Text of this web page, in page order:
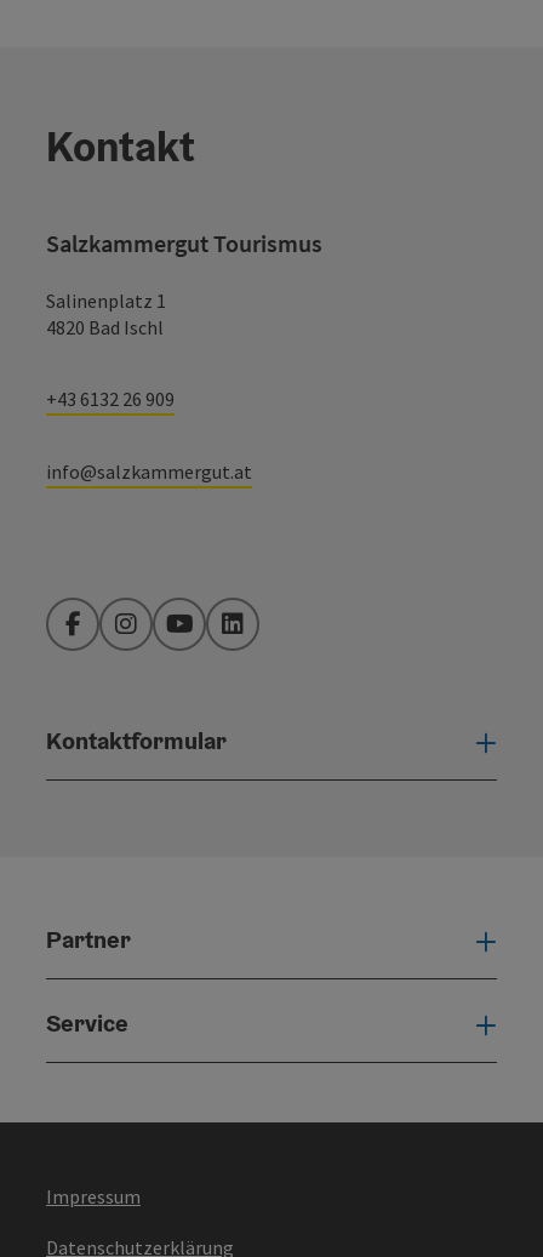
Kontakt
Salzkammergut Tourismus
Salinenplatz 1
4820 Bad Ischl
+43 6132 26 909
info@salzkammergut.at
FacebookInstagramYouTubeLinkedIn
Kontaktformular
Partner
Service
Impressum
Datenschutzerklärung